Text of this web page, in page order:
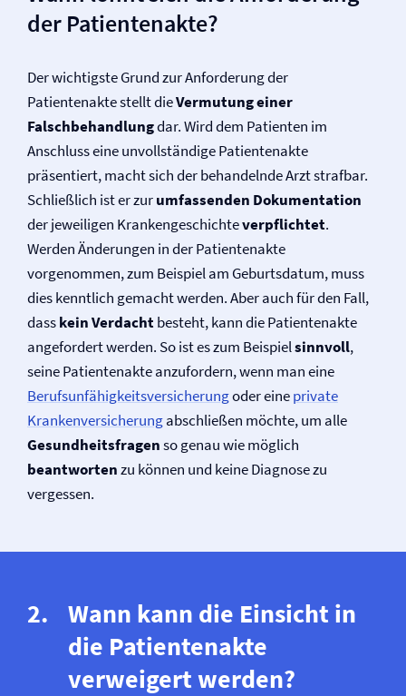
der Patientenakte?
Der wichtigste Grund zur Anforderung der
Patientenakte stellt dieVermutung einer
Falschbehandlungdar. Wird dem Patienten im
Anschluss eine unvollständige Patientenakte
präsentiert, macht sich der behandelnde Arzt strafbar.
Schließlich ist er zurumfassenden Dokumentation
der jeweiligen Krankengeschichteverpflichtet.
Werden Änderungen in der Patientenakte
vorgenommen, zum Beispiel am Geburtsdatum, muss
dies kenntlich gemacht werden. Aber auch für den Fall,
dasskein Verdachtbesteht, kann die Patientenakte
angefordert werden. So ist es zum Beispielsinnvoll,
seine Patientenakte anzufordern, wenn man eine
Berufs­unfähigkeits­versicherungoder eineprivate
Kranken­versicherungabschließen möchte, um alle
Gesundheitsfragenso genau wie möglich
beantwortenzu können und keine Diagnose zu
vergessen.
Wann kann die Einsicht in
die Patientenakte
verweigert werden?